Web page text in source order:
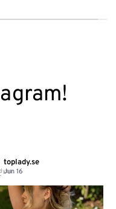
toplady.se
Jun 16